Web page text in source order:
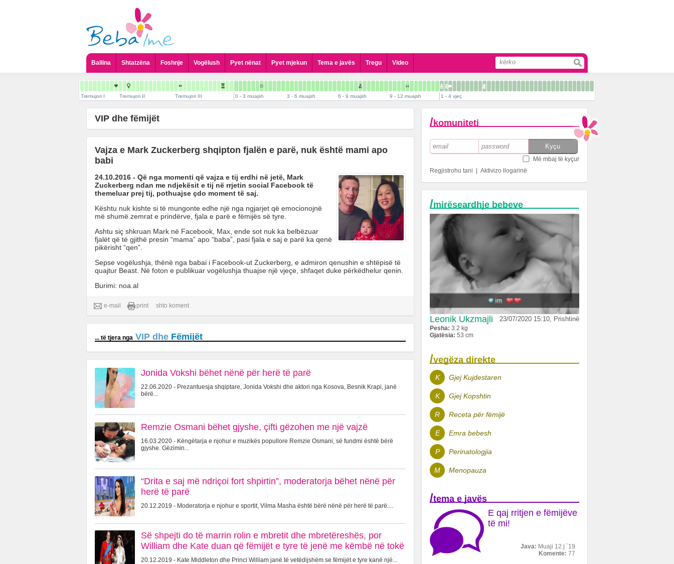
Ballina Shtatzëna Foshnje Vogëlush Pyet nënat Pyet mjekun
Pyet Gjinekologun
Pyet Pediatrin
Pyet Psikologun
Pyet Biologun
Pyet Alergologen
Pyet Kardiologun
Pyet Logopeden
Tema e javës Tregu Video
Tremujori I Tremujori II Tremujori III 0 - 3 muajsh 3 - 6 muajsh 6 - 9 muajsh 9 - 12 muajsh 1 - 4 vjeç
VIP dhe fëmijët
Vajza e Mark Zuckerberg shqipton fjalën e parë, nuk është mami apo
babi
24.10.2016 - Që nga momenti që vajza e tij erdhi në jetë, Mark
Zuckerberg ndan me ndjekësit e tij në rrjetin social Facebook të
themeluar prej tij, pothuajse çdo moment të saj.
Kështu nuk kishte si të mungonte edhe një nga ngjarjet që emocionojnë
më shumë zemrat e prindërve, fjala e parë e fëmijës së tyre.
Ashtu siç shkruan Mark në Facebook, Max, ende sot nuk ka belbëzuar
fjalët që të gjithë presin “mama” apo “baba”, pasi fjala e saj e parë ka qenë
pikërisht “qen”.
Sepse vogëlushja, thënë nga babai i Facebook-ut Zuckerberg, e admiron qenushin e shtëpisë të
quajtur Beast. Në foton e publikuar vogëlushja thuajse një vjeçe, shfaqet duke përkëdhelur qenin.
Burimi: noa.al
e-mail print shto koment
... të tjera nga VIP dhe Fëmijët
Jonida Vokshi bëhet nënë për herë të parë
22.06.2020 - Prezantuesja shqiptare, Jonida Vokshi dhe aktori nga Kosova, Besnik Krapi, janë
bërë...
Remzie Osmani bëhet gjyshe, çifti gëzohen me një vajzë
16.03.2020 - Këngëtarja e njohur e muzikës popullore Remzie Osmani, së fundmi është bërë
gjyshe. Gëzimin...
“Drita e saj më ndriçoi fort shpirtin”, moderatorja bëhet nënë për
herë të parë
20.12.2019 - Moderatorja e njohur e sportit, Vilma Masha është bërë nënë për herë të parë....
Së shpejti do të marrin rolin e mbretit dhe mbretëreshës, por
William dhe Kate duan që fëmijët e tyre të jenë me këmbë në tokë
20.12.2019 - Kate Middleton dhe Princi William janë të vetëdijshëm se fëmijët e tyre kanë një...
/komuniteti
Më mbaj të kyçur
Regjistrohu tani
Aktivizo llogarinë
/mirëseardhje bebeve
Leonik Ukzmajli 23/07/2020 15:10, Prishtinë
Pesha: 3.2 kg
Gjatësia: 53 cm
/vegëza direkte
K Gjej Kujdestaren
K Gjej Kopshtin
R Receta për fëmijë
E Emra bebesh
P Perinatologjia
M Menopauza
/tema e javës
E qaj rritjen e fëmijëve
të mi!
Java: Muaji 12 | `19
Komente: 77